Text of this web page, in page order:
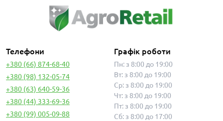
Телефони
+380 (66) 874-68-40
+380 (98) 132-05-74
+380 (63) 640-59-36
+380 (44) 333-69-36
+380 (99) 005-09-88
Графік роботи
Пн: з 8:00 до 19:00
Вт: з 8:00 до 19:00
Ср: з 8:00 до 19:00
Чт: з 8:00 до 19:00
Пт: з 8:00 до 19:00
Сб: з 8:00 до 17:00